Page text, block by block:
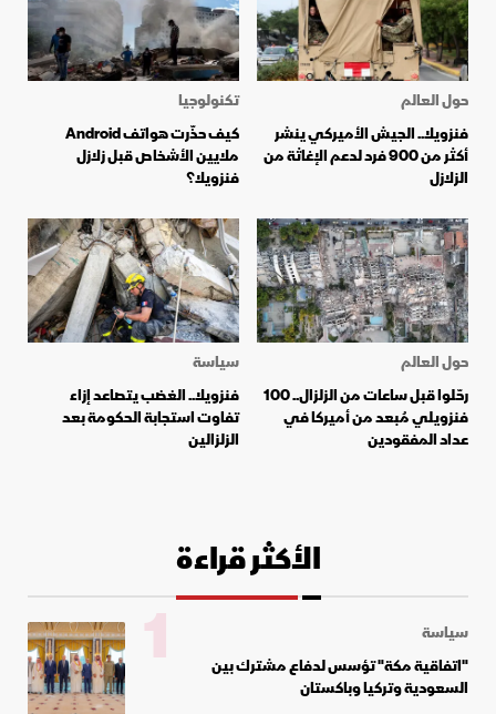
حول العالم
فنزويلا.. الجيش الأميركي ينشر
أكثر من 900 فرد لدعم الإغاثة من
الزلازل
تكنولوجيا
كيف حذّرت هواتف Android
ملايين الأشخاص قبل زلازل
فنزويلا؟
حول العالم
رحّلوا قبل ساعات من الزلزال.. 100
فنزويلي مُبعد من أميركا في
عداد المفقودين
سياسة
فنزويلا.. الغضب يتصاعد إزاء
تفاوت استجابة الحكومة بعد
الزلزالين
الأكثر قراءة
سياسة
"اتفاقية مكة" تؤسس لدفاع مشترك بين
السعودية وتركيا وباكستان
1